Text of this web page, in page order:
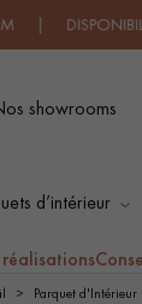
showrooms
d’intérieur
Parquet d'Intérieur